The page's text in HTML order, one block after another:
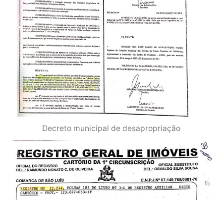
Decreto municipal de desapropriação